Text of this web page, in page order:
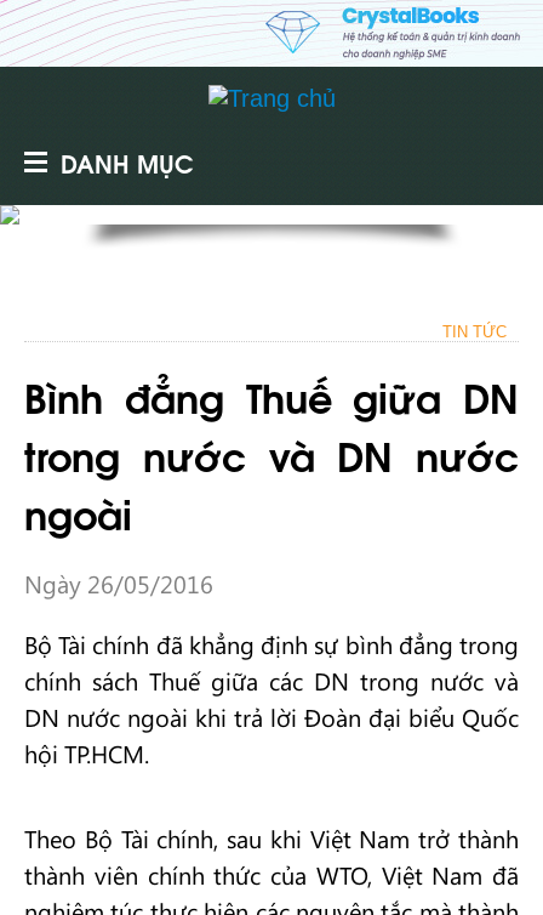
DANH MỤC
TIN TỨC
Bình đẳng Thuế giữa DN
trong nước và DN nước
ngoài
Ngày 26/05/2016
Bộ Tài chính đã khẳng định sự bình đẳng trong
chính sách Thuế giữa các DN trong nước và
DN nước ngoài khi trả lời Đoàn đại biểu Quốc
hội TP.HCM.
Theo Bộ Tài chính, sau khi Việt Nam trở thành
thành viên chính thức của WTO, Việt Nam đã